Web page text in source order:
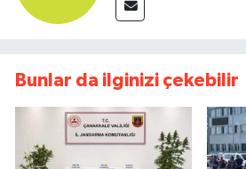
Bunlar da ilginizi çekebilir